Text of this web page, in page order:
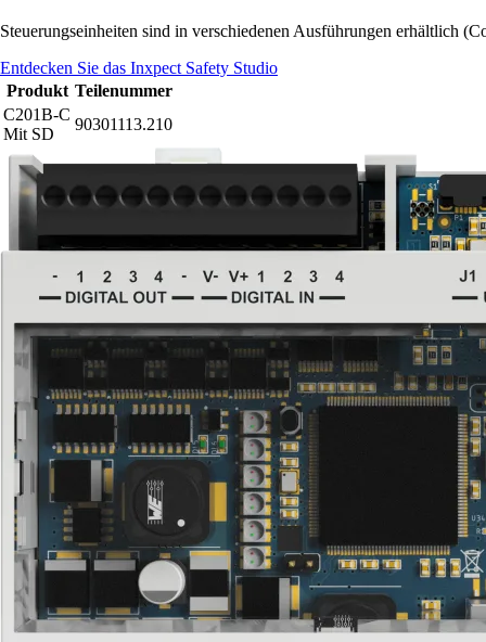
Steuerungseinheiten sind in verschiedenen Ausführungen erhältlich
Entdecken Sie das Inxpect Safety Studio
Produkt Teilenummer
C201B-C
Mit SD
90301113.210